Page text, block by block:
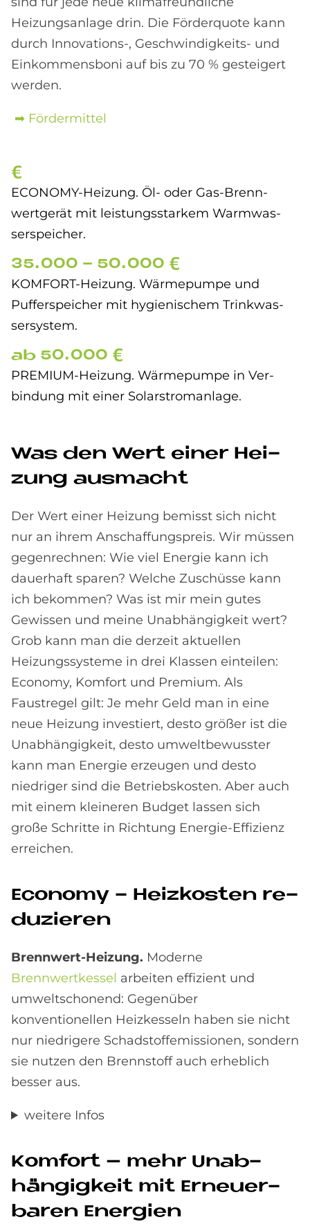
Heizungsanlage drin. Die Förderquote kann
durch Innovations-, Geschwindigkeits- und
Einkommensboni auf bis zu 70 % gesteigert
werden.
➡ Fördermittel
€
ECO­NO­MY-Hei­zung. Öl- oder Gas-Brenn­
wert­ge­rät mit lei­stungs­star­kem Warm­was­
ser­spei­cher.
35.000 - 50.000 €
KOM­FORT-Hei­zung. Wär­me­pum­pe und
Puf­fer­spei­cher mit hy­gie­ni­schem Trink­was­
ser­sy­stem.
ab 50.000 €
PRE­MI­UM-Hei­zung. Wär­me­pum­pe in Ver­
bin­dung mit ei­ner So­lar­strom­an­la­ge.
Was den Wert ei­ner Hei­
zung aus­macht
Der Wert einer Heizung bemisst sich nicht
nur an ihrem Anschaffungspreis. Wir müssen
gegenrechnen: Wie viel Energie kann ich
dauerhaft sparen? Welche Zuschüsse kann
ich bekommen? Was ist mir mein gutes
Gewissen und meine Unabhängigkeit wert?
Grob kann man die derzeit aktuellen
Heizungssysteme in drei Klassen einteilen:
Economy, Komfort und Premium. Als
Faustregel gilt: Je mehr Geld man in eine
neue Heizung investiert, desto größer ist die
Unabhängigkeit, desto umweltbewusster
kann man Energie erzeugen und desto
niedriger sind die Betriebskosten. Aber auch
mit einem kleineren Budget lassen sich
große Schritte in Richtung Energie-Effizienz
erreichen.
Eco­no­my - Heiz­ko­sten re­
du­zie­ren
Brennwert-Heizung. Moderne
Brennwertkessel arbeiten effizient und
umweltschonend: Gegenüber
konventionellen Heizkesseln haben sie nicht
nur niedrigere Schadstoffemissionen, sondern
sie nutzen den Brennstoff auch erheblich
besser aus.
weitere Infos
Kom­fort – mehr Un­ab­
hän­gig­keit mit Er­neu­er­
ba­ren En­er­gi­en